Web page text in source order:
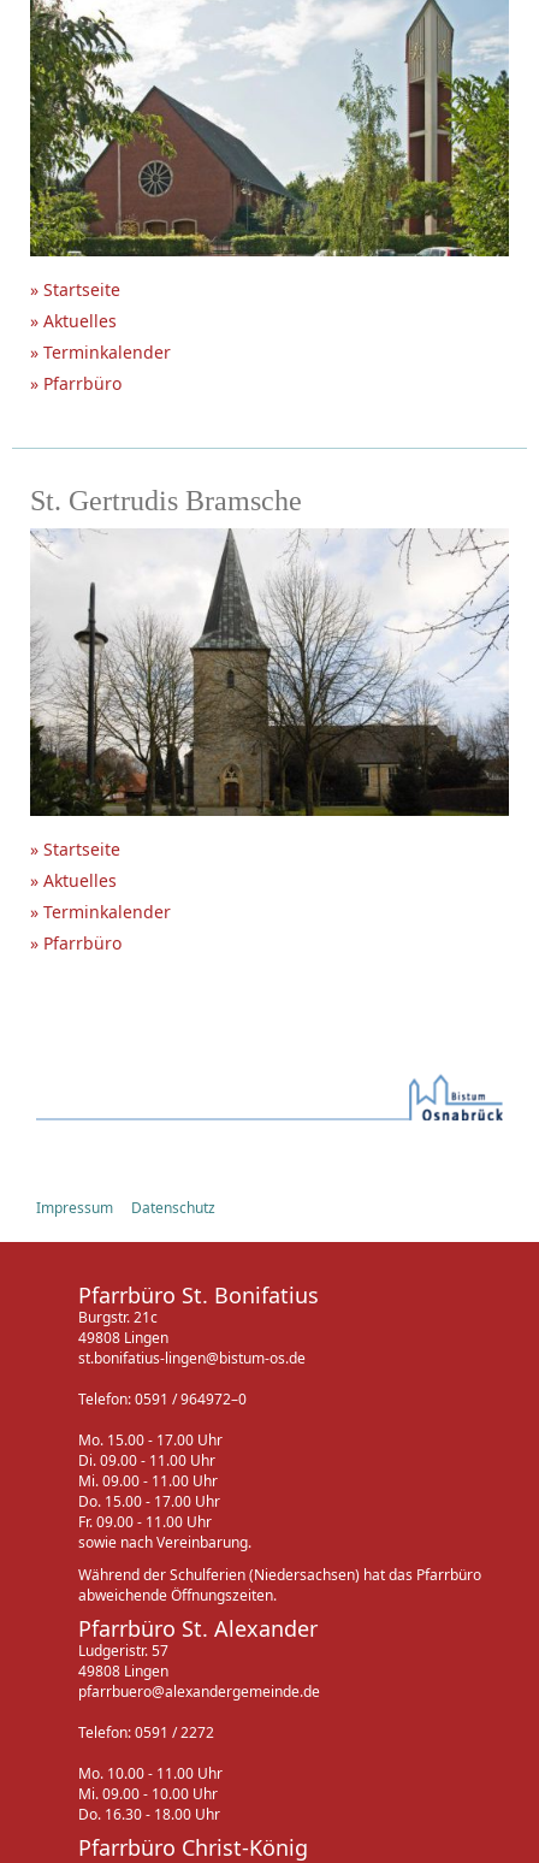
» Startseite
» Aktuelles
» Terminkalender
» Pfarrbüro
St. Gertrudis Bramsche
» Startseite
» Aktuelles
» Terminkalender
» Pfarrbüro
Impressum Datenschutz
Pfarrbüro St. Bonifatius
Burgstr. 21c
49808 Lingen
st.bonifatius-lingen@bistum-os.de
Telefon: 0591 / 964972–0
Mo. 15.00 - 17.00 Uhr
Di. 09.00 - 11.00 Uhr
Mi. 09.00 - 11.00 Uhr
Do. 15.00 - 17.00 Uhr
Fr. 09.00 - 11.00 Uhr
sowie nach Vereinbarung.
Während der Schulferien (Niedersachsen) hat das Pfarrbüro
abweichende Öffnungszeiten.
Pfarrbüro St. Alexander
Ludgeristr. 57
49808 Lingen
pfarrbuero@alexandergemeinde.de
Telefon: 0591 / 2272
Mo. 10.00 - 11.00 Uhr
Mi. 09.00 - 10.00 Uhr
Do. 16.30 - 18.00 Uhr
Pfarrbüro Christ-König